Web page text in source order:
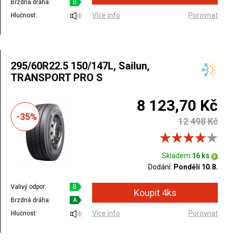
Brzdná dráha:
B
Hlučnost:
Více info Porovnat
295/60R22.5 150/147L, Sailun,
TRANSPORT PRO S
-35%
8 123,70 Kč
12 498 Kč
Skladem:16 ks
Dodání: Pondělí 10.8.
Valivý odpor:
B
Brzdná dráha:
A
Hlučnost:
Více info Porovnat